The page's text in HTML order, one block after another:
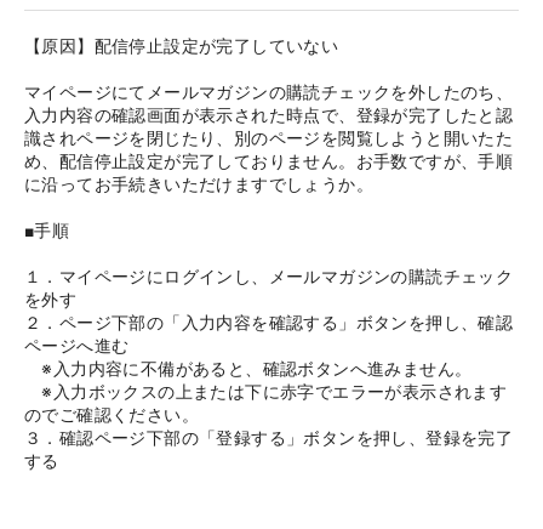
【原因】配信停止設定が完了していない
マイページにてメールマガジンの購読チェックを外したのち、
入力内容の確認画面が表示された時点で、登録が完了したと認
識されページを閉じたり、別のページを閲覧しようと開いたた
め、配信停止設定が完了しておりません。お手数ですが、手順
に沿ってお手続きいただけますでしょうか。
■手順
１．マイページにログインし、メールマガジンの購読チェック
を外す
２．ページ下部の「入力内容を確認する」ボタンを押し、確認
ページへ進む
※入力内容に不備があると、確認ボタンへ進みません。
※入力ボックスの上または下に赤字でエラーが表示されます
のでご確認ください。
３．確認ページ下部の「登録する」ボタンを押し、登録を完了
する